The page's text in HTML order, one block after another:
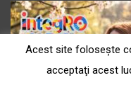
Acest site foloseşte
acceptaţi acest